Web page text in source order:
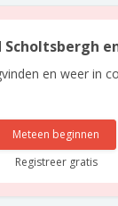
en weer in
Meteen beginnen
Registreer gratis